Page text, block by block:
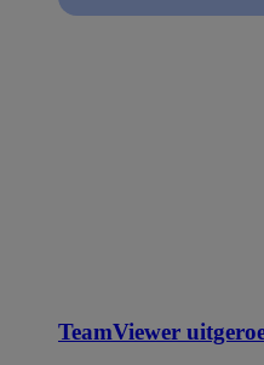
TeamViewer